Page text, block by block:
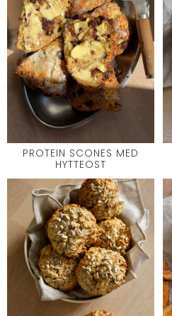
PROTEIN SCONES MED
HYTTEOST